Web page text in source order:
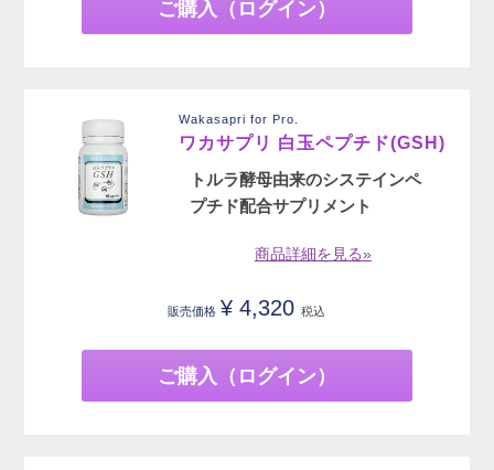
ご購入（ログイン）
Wakasapri for Pro.
ワカサプリ 白玉ペプチド(GSH)
トルラ酵母由来のシステインペ
プチド配合サプリメント
商品詳細を見る»
販売価格 ¥ 4,320 税込
ご購入（ログイン）